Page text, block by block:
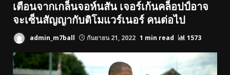
เตือนจากเกล็นจอห์นสัน เจอร์เก้นคล็อปป์อาจ
จะเซ็นสัญญากับติโมแวร์เนอร์ คนต่อไป
admin_m7ball กันยายน 21, 2022 1 min read 1573